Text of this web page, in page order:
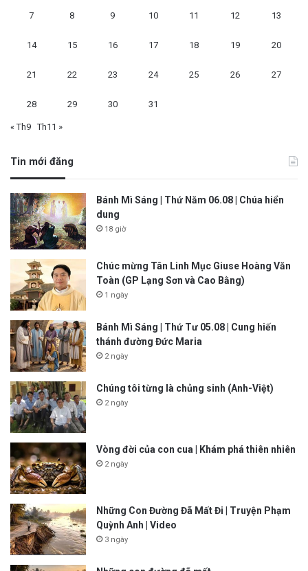
7 8 9 10 11 12 13
14 15 16 17 18 19 20
21 22 23 24 25 26 27
28 29 30 31
« Th9 Th11 »
Tin mới đăng
Bánh Mì Sáng | Thứ Năm 06.08 | Chúa hiển
dung
18 giờ
Chúc mừng Tân Linh Mục Giuse Hoàng Văn
Toàn (GP Lạng Sơn và Cao Bằng)
1 ngày
Bánh Mì Sáng | Thứ Tư 05.08 | Cung hiến
thánh đường Đức Maria
2 ngày
Chúng tôi từng là chủng sinh (Anh-Việt)
2 ngày
Vòng đời của con cua | Khám phá thiên nhiên
2 ngày
Những Con Đường Đã Mất Đi | Truyện Phạm
Quỳnh Anh | Video
3 ngày